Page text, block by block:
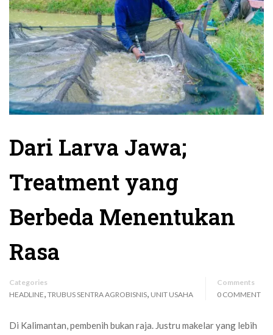
Dari Larva Jawa;
Treatment yang
Berbeda Menentukan
Rasa
Categories
HEADLINE, TRUBUS SENTRA AGROBISNIS, UNIT USAHA
Comments
0 COMMENT
Di Kalimantan, pembenih bukan raja. Justru makelar yang lebih